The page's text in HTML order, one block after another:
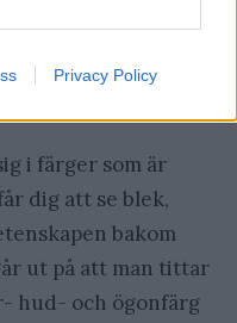
Privacy Policy
färger du
i färger som är
dig att se blek,
bakom
ut på att man tittar
hud- och ögonfärg